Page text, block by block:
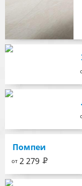
Помпеи
от 2 279 Р